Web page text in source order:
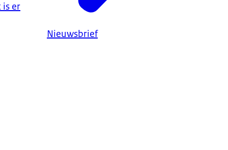
is er
Nieuwsbrief